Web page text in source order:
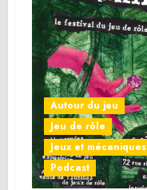
Autour du jeu
Jeu de rôle
Jeux et mécaniques
Podcast